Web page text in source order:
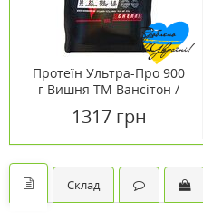
Протеїн Ультра-Про 900
г Вишня ТМ Вансітон /
1317 грн
Склад